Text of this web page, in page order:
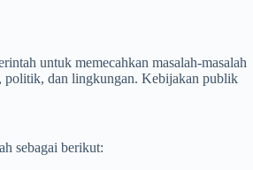
untuk memecahkan masalah-masalah
politik, dan lingkungan. Kebijakan publik
sebagai berikut: